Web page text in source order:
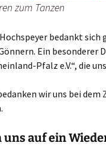
zum Tanzen
bedankt
Ein besonderer
Pfalz e.V.“, die
wir uns bei
auf ein